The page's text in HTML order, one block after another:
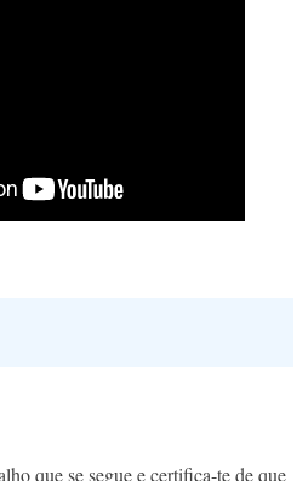
que se segue e certifica-te de que